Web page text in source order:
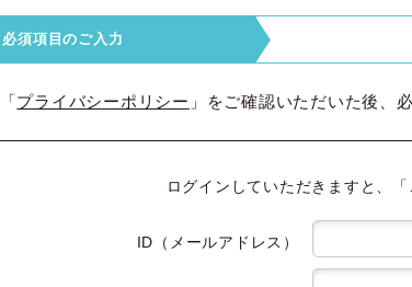
必須項目のご入力
「プライバシーポリシー 」をご確認いただいた後、
ログインしていただきますと、
ID（メールアドレス）